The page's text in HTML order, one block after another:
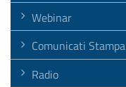
Webinar
Comunicati Stampa
Radio